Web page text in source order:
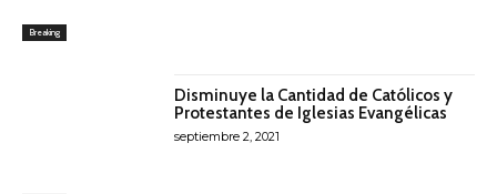
Breaking
Disminuye la Cantidad de Católicos y
Protestantes de Iglesias Evangélicas
septiembre 2, 2021